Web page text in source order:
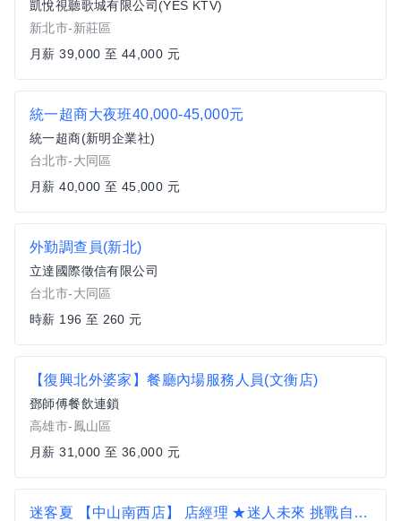
凱悅視聽歌城有限公司(YES KTV)
新北市-新莊區
月薪 39,000 至 44,000 元
統一超商大夜班40,000-45,000元
統一超商(新明企業社)
台北市-大同區
月薪 40,000 至 45,000 元
外勤調查員(新北)
立達國際徵信有限公司
台北市-大同區
時薪 196 至 260 元
【復興北外婆家】餐廳內場服務人員(文衡店)
鄧師傅餐飲連鎖
高雄市-鳳山區
月薪 31,000 至 36,000 元
迷客夏 【中山南西店】 店經理 ★迷人未來 挑戰自我★42K起薪 擴大徵才